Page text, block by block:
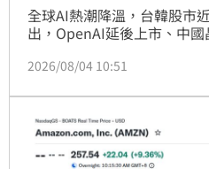
全球AI熱潮降溫，台韓股市
出，OpenAI延後上市、中
垮股市的稻草。台股融資餘
炒作，跌幅創下亞洲金融風
亞股表現。儘管電子業大咖
入震盪格局，投資人需密切
況，AI泡沫化疑慮短期內恐
2026/08/04 10:51